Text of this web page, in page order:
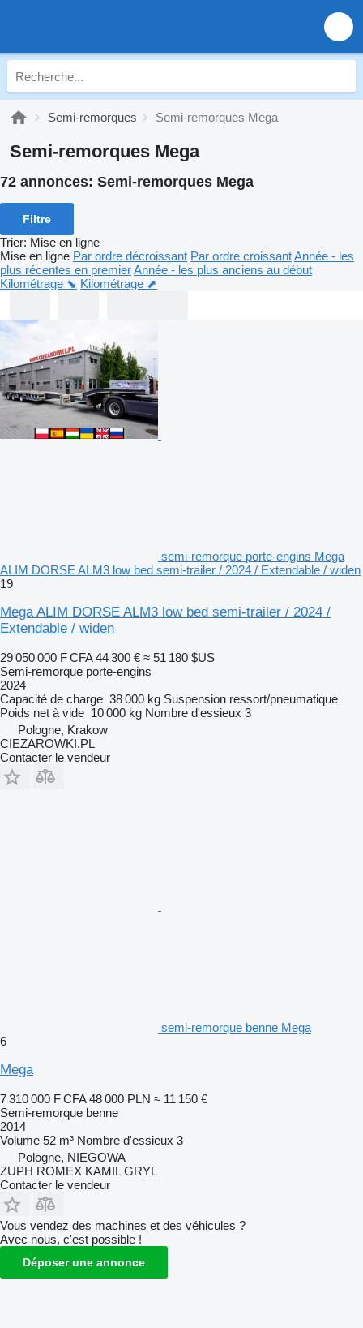
Semi-remorques Semi-remorques Mega
Semi-remorques Mega
72 annonces: Semi-remorques Mega
Filtre
Trier: Mise en ligne
Mise en ligne Par ordre décroissant Par ordre croissantAnnée - les
plus récentes en premierAnnée - les plus anciens au début
Kilométrage ⬊ Kilométrage ⬈
semi-remorque porte-engins Mega
ALIM DORSE ALM3 low bed semi-trailer / 2024 / Extendable / widen
19
Mega ALIM DORSE ALM3 low bed semi-trailer / 2024 /
Extendable / widen
29 050 000 F CFA 44 300 € ≈ 51 180 $US
Semi-remorque porte-engins
2024
Capacité de charge 38 000 kg Suspension ressort/pneumatique
Poids net à vide 10 000 kg Nombre d'essieux 3
Pologne, Krakow
CIEZAROWKI.PL
Contacter le vendeur
semi-remorque benne Mega
6
Mega
7 310 000 F CFA 48 000 PLN ≈ 11 150 €
Semi-remorque benne
2014
Volume 52 m³ Nombre d'essieux 3
Pologne, NIEGOWA
ZUPH ROMEX KAMIL GRYL
Contacter le vendeur
Vous vendez des machines et des véhicules ?
Avec nous, c'est possible !
Déposer une annonce